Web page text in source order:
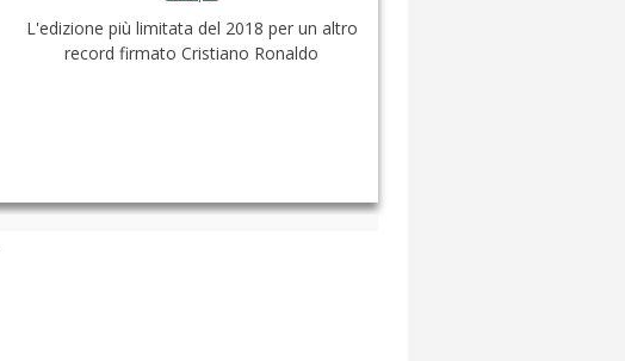
L'edizione più limitata del 2018 per un altro
record firmato Cristiano Ronaldo